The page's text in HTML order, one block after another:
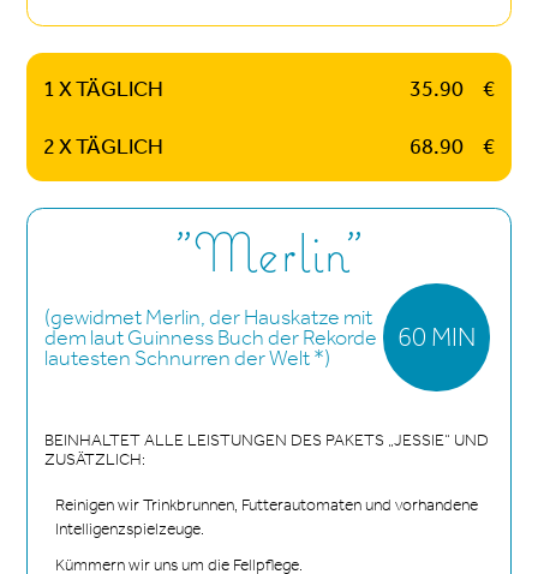
"Merlin"
60 MIN
(gewidmet Merlin, der Hauskatze mit
dem laut Guinness Buch der Rekorde
lautesten Schnurren der Welt *)
BEINHALTET ALLE LEISTUNGEN DES PAKETS „JESSIE“ UND
ZUSÄTZLICH:
Reinigen wir Trinkbrunnen, Futterautomaten und vorhandene
Intelligenzspielzeuge.
Kümmern wir uns um die Fellpflege.
1 X TÄGLICH 35.90 €
2 X TÄGLICH 68.90 €